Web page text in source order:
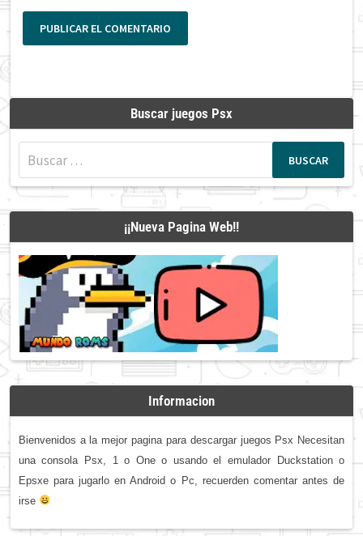
Buscar juegos Psx
Buscar:
¡¡Nueva Pagina Web!!
Informacion
Bienvenidos a la mejor pagina para descargar juegos Psx Necesitan
una consola Psx, 1 o One o usando el emulador Duckstation o
Epsxe para jugarlo en Android o Pc, recuerden comentar antes de
irse